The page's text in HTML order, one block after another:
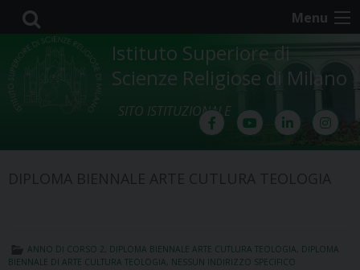
Skip
content
Menu
Istituto Superiore di
Scienze Religiose di Milano
SITO ISTITUZIONALE
ANNO DI CORSO 2 DIPLOMA BIENNALE ARTE CUTLURA TEOLOGIA DIPLOMA
BIENNALE DI ARTE CULTURA TEOLOGIA NESSUN INDIRIZZO SPECIFICO